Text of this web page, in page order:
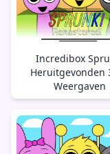
Incredibox
Heruitgevonden
Weergaven